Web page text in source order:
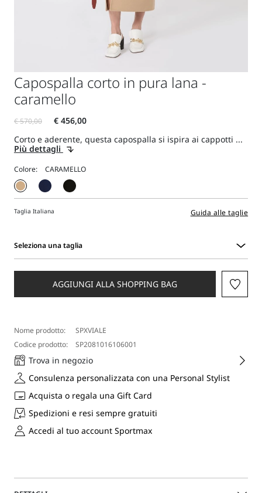
Capospalla corto in pura lana -
caramello
Corto e aderente, questa capospalla si ispira ai cappotti ...
Più dettagli
Colore:
Taglia Italiana Guida alle taglie
Seleziona una taglia
una
AGGIUNGI ALLA SHOPPING BAG
Nome prodotto:
SPXVIALE
Codice prodotto:
SP2081016106001
Trova in negozio
Consulenza personalizzata con una Personal Stylist
Acquista o regala una Gift Card
Spedizioni e resi sempre gratuiti
Accedi al tuo account Sportmax